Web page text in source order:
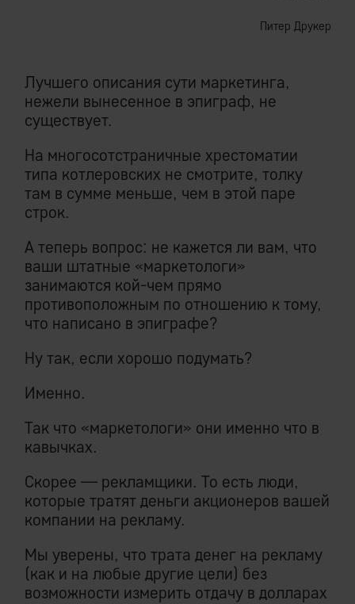
Питер Друкер
Лучшего описания сути маркетинга,
нежели вынесенное в эпиграф, не
существует.
На многосотстраничные хрестоматии
типа котлеровских не смотрите, толку
там в сумме меньше, чем в этой паре
строк.
А теперь вопрос: не кажется ли вам, что
ваши штатные «маркетологи»
занимаются кой-чем прямо
противоположным по отношению к тому,
что написано в эпиграфе?
Ну так, если хорошо подумать?
Именно.
Так что «маркетологи» они именно что в
кавычках.
Скорее — рекламщики. То есть люди,
которые тратят деньги акционеров вашей
компании на рекламу.
Мы уверены, что трата денег на рекламу
(как и на любые другие цели) без
возможности измерить отдачу в долларах